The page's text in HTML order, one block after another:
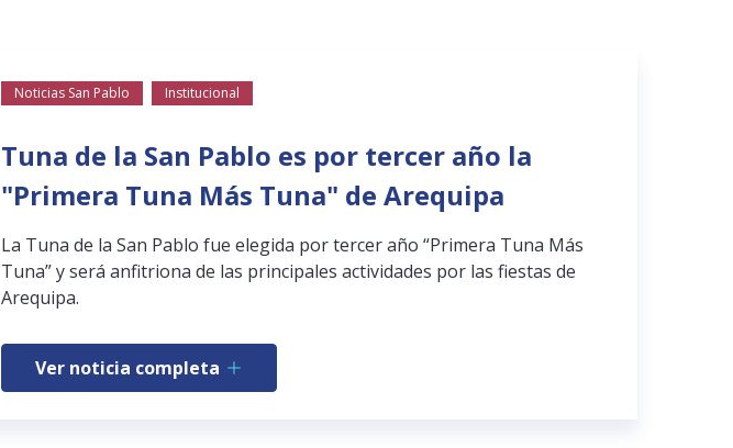
Noticias San Pablo Institucional
Tuna de la San Pablo es por tercer año la
"Primera Tuna Más Tuna" de Arequipa
La Tuna de la San Pablo fue elegida por tercer año “Primera Tuna Más
Tuna” y será anfitriona de las principales actividades por las fiestas de
Arequipa.
Ver noticia completa